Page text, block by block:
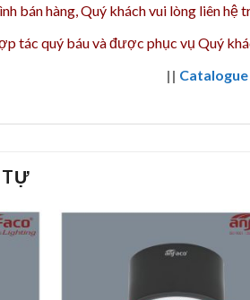
bán hàng,Quý khách vui lòng liên hệ
tác quý báu và được phục vụ Quý
|| Catalogue